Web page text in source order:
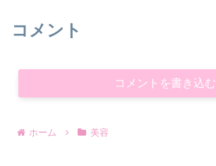
コメント
コメントを書き込む
ホーム 美容